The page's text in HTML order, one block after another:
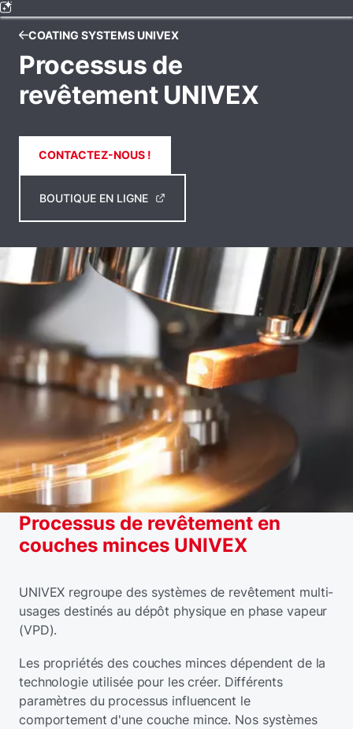
COATING SYSTEMS UNIVEX
Processus de
revêtement UNIVEX
CONTACTEZ-NOUS !
BOUTIQUE EN LIGNE
Processus de revêtement en
couches minces UNIVEX
UNIVEX regroupe des systèmes de revêtement multi-
usages destinés au dépôt physique en phase vapeur
(VPD).
Les propriétés des couches minces dépendent de la
technologie utilisée pour les créer. Différents
paramètres du processus influencent le
comportement d'une couche mince. Nos systèmes